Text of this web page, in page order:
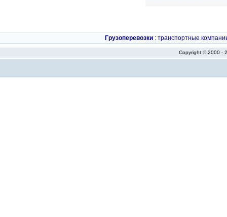
Грузоперевозки : транспортные
Copyright © 2000 -